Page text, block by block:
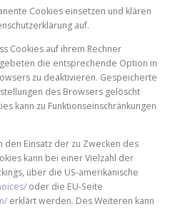
Cookies einsetzen und klären
auf.
Cookies auf ihrem Rechner
die entsprechende Option in
zu deaktivieren. Gespeicherte
des Browsers gelöscht
kann zu Funktionseinschränkungen
Einsatz der zu Zwecken des
kann bei einer Vielzahl der
über die US-amerikanische
oder die EU-Seite
erklärt werden. Des Weiteren kann